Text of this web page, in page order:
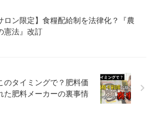
ロン限定】食糧配給制を法律化？『農
憲法』改訂
のタイミングで？肥料価
た肥料メーカーの裏事情